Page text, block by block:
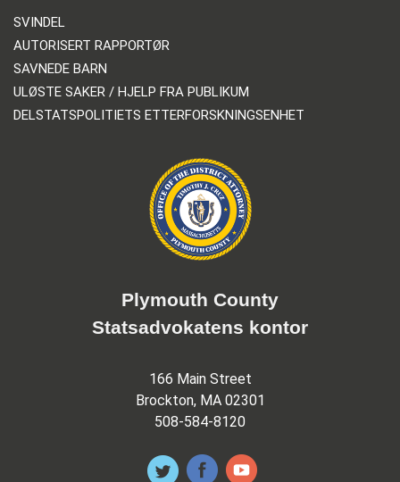
SVINDEL
AUTORISERT RAPPORTØR
SAVNEDE BARN
ULØSTE SAKER / HJELP FRA PUBLIKUM
DELSTATSPOLITIETS ETTERFORSKNINGSENHET
Plymouth County
Statsadvokatens kontor
166 Main Street
Brockton, MA 02301
508-584-8120